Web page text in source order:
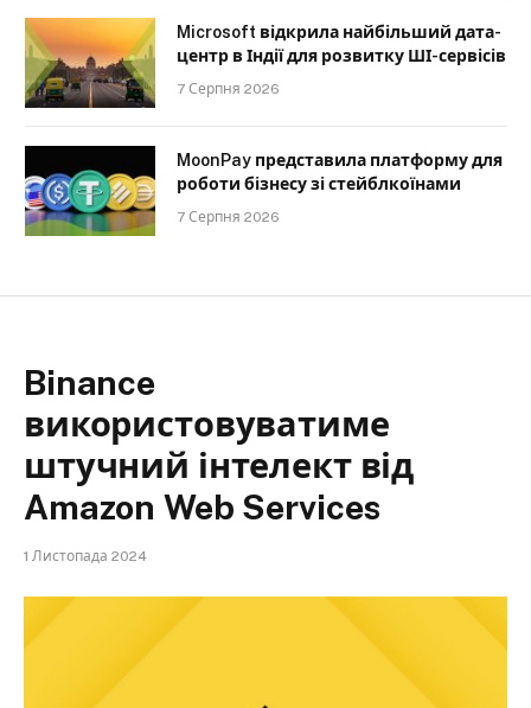
Microsoft відкрила найбільший дата-
центр в Індії для розвитку ШІ-сервісів
7 Серпня 2026
MoonPay представила платформу для
роботи бізнесу зі стейблкоїнами
7 Серпня 2026
Binance
використовуватиме
штучний інтелект від
Amazon Web Services
1 Листопада 2024